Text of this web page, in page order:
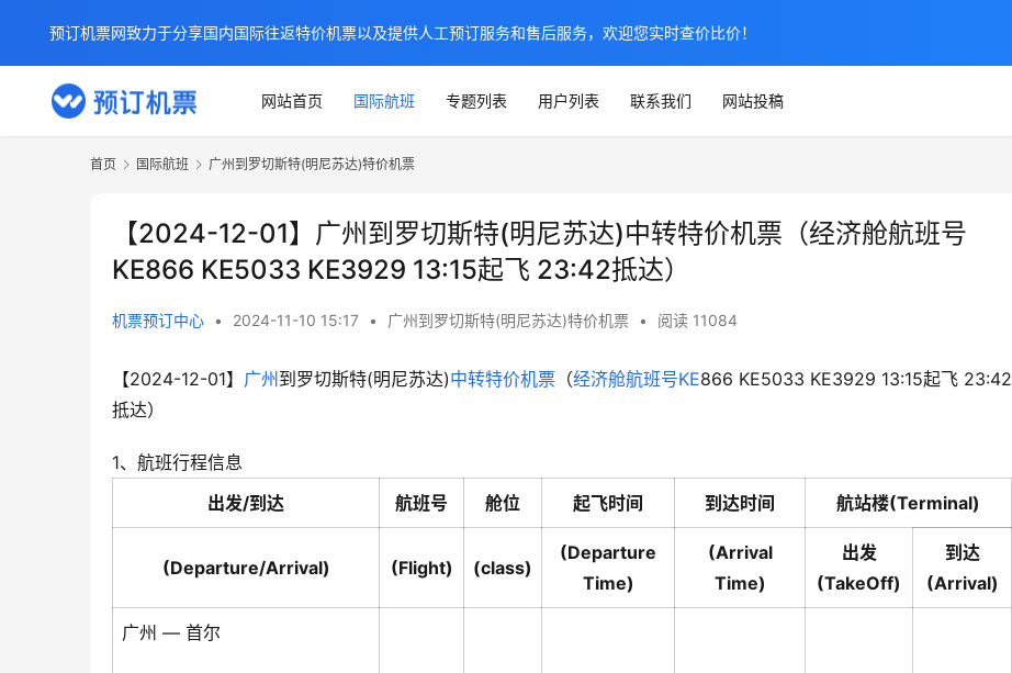
网站首页 国际航班 专题列表 用户列表 联系我们 网站投稿
首页 国际航班 广州到罗切斯特(明尼苏达)特价机票
【2024-12-01】广州到罗切斯特(明尼苏达)中转特价机票（经济舱航班号
KE866 KE5033 KE3929 13:15起飞 23:42抵达）
机票预订中心 • 2024-11-10 15:17 • 广州到罗切斯特(明尼苏达)特价机票 • 阅读 11084
【2024-12-01】 广州 到罗切斯特(明尼苏达)中转特价机票 （经济舱航班号KE866 KE5033 KE3929 13:15起飞 23:42
抵达）
1、航班行程信息
出发/到达
航班号 舱位 起飞时间 到达时间 航站楼(Terminal)
(Departure/Arrival) (Flight) (class)
(Departure
Time)
(Arrival
Time)
出发
(TakeOff)
到达
(Arrival)
广州 — 首尔
预订机票网致力于分享国内国际往返特价机票以及提供人工预订服务和售后服务，欢迎您实时查价比价！